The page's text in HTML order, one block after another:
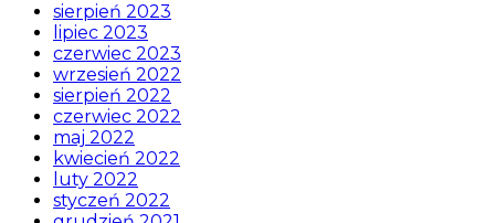
sierpień 2023
lipiec 2023
czerwiec 2023
wrzesień 2022
sierpień 2022
czerwiec 2022
maj 2022
kwiecień 2022
luty 2022
styczeń 2022